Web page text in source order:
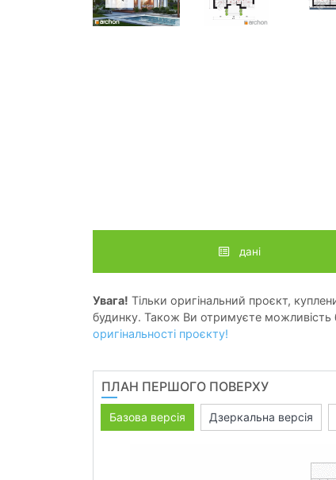
дані
Увага! Тільки оригінальний проєкт,
будинку. Також Ви отримуєте можливість
оригінальності проєкту!
ПЛАН ПЕРШОГО ПОВЕРХУ
Базова версія Дзеркальна версія